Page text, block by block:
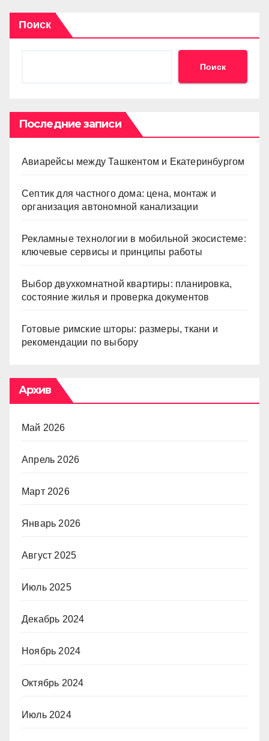
Поиск
Поиск
Последние записи
Авиарейсы между Ташкентом и Екатеринбургом
Септик для частного дома: цена, монтаж и
организация автономной канализации
Рекламные технологии в мобильной экосистеме:
ключевые сервисы и принципы работы
Выбор двухкомнатной квартиры: планировка,
состояние жилья и проверка документов
Готовые римские шторы: размеры, ткани и
рекомендации по выбору
Архив
Май 2026
Апрель 2026
Март 2026
Январь 2026
Август 2025
Июль 2025
Декабрь 2024
Ноябрь 2024
Октябрь 2024
Июль 2024